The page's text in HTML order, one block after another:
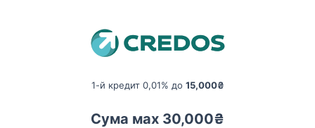
1-й кредит 0,01% до 15,000₴
Сума мах 30,000₴